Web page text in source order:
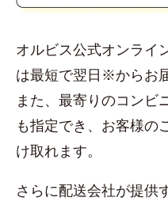
オルビス公式オンライ
は最短で翌日※からお
また、最寄りのコンビ
も指定でき、お客様の
け取れます。
さらに配送会社が提供